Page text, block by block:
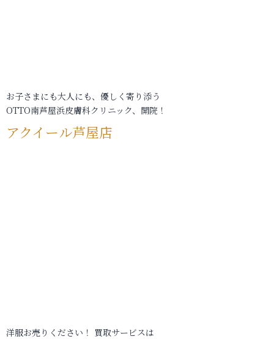
お子さまにも大人にも、優しく寄り添う
OTTO南芦屋浜皮膚科クリニック、開院！
アクイール芦屋店
洋服お売りください！ 買取サービスは